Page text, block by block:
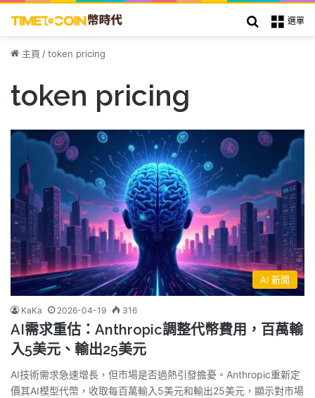
選單
搜索
主頁 /token pricing
token pricing
AI 新聞
KaKa 2026-04-19 316
AI需求重估：Anthropic調整代幣費用，百萬輸
入5美元、輸出25美元
AI技術需求急速增長，但市場是否過熱引發擔憂。Anthropic重新定
價其AI模型代幣，收取每百萬輸入5美元和輸出25美元，顯示對市場